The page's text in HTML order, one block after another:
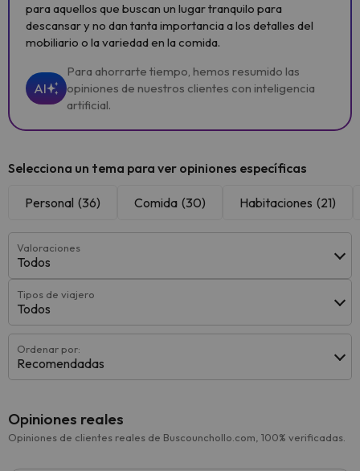
para aquellos que buscan un lugar tranquilo para
descansar y no dan tanta importancia a los detalles del
mobiliario o la variedad en la comida.
AI
Para ahorrarte tiempo, hemos resumido las
opiniones de nuestros clientes con inteligencia
artificial.
Selecciona un tema para ver opiniones específicas
Personal (36) Comida (30) Habitaciones (21)
Valoraciones
Todos
Tipos de viajero
Todos
Ordenar por:
Recomendadas
Opiniones reales
Opiniones de clientes reales de Buscounchollo.com, 100% verificadas.